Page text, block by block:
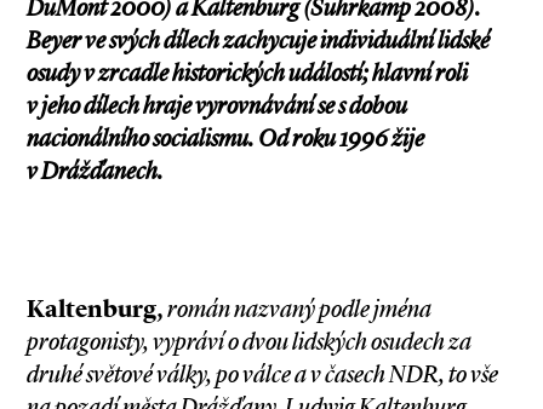
DuMont 2000) a Kaltenburg (Suhrkamp 2008).
Beyer ve svých dílech zachycuje individuální lidské
osudy v zrcadle historických událostí; hlavní roli
v jeho dílech hraje vyrovnávání se s dobou
nacionálního socialismu. Od roku 1996 žije
v Drážďanech.
Kaltenburg,románnazvaný podle jména
protagonisty, vypráví o dvou lidských osudech za
druhé světové války, po válce a v časech NDR, to vše